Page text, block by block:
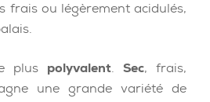
frais ou légèrement acidulés,
plus polyvalent. Sec, frais,
une grande variété de